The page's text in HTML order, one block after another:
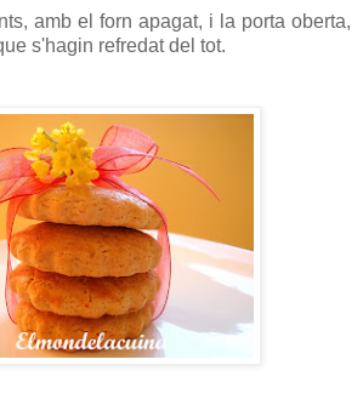
amb el forn apagat, i la porta oberta,
s'hagin refredat del tot.